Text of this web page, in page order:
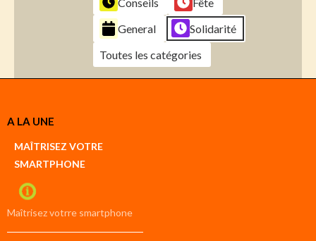
General
Solidarité
Toutes les catégories
Créer
compte
compte
A LA UNE
MAÎTRISEZ VOTRE
SMARTPHONE
Maîtrisez votrre smartphone